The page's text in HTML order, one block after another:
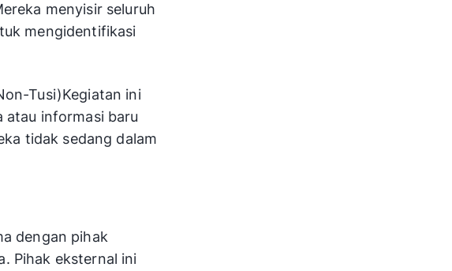
menyisir seluruh
mengidentifikasi
Tusi)Kegiatan ini
atau informasi baru
tidak sedang dalam
dengan pihak
Pihak eksternal ini